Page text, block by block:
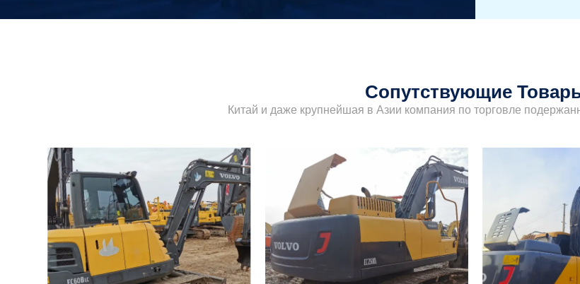
Сопутствующие
Китай и даже крупнейшая в Азии компания по торговле